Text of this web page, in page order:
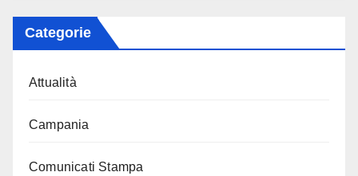
Categorie
Attualità
Campania
Comunicati Stampa